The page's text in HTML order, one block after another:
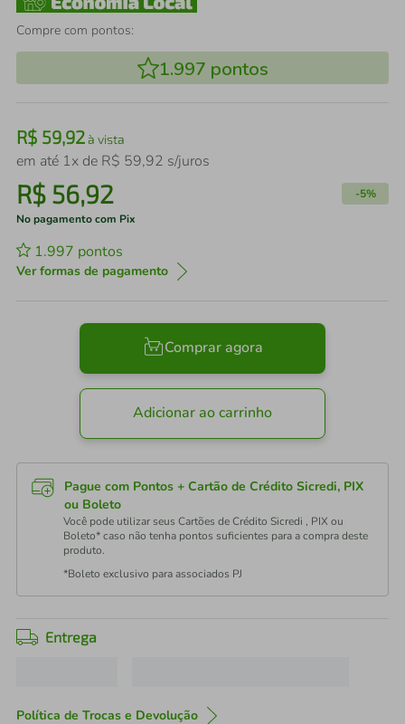
Compre com pontos:
1.997 pontos
R$ 59,92à vista
em até 1x de R$ 59,92 s/juros
R$ 56,92 -5%
No pagamento com Pix
1.997 pontos
Ver formas de pagamento
Comprar agora
Adicionar ao carrinho
Pague com Pontos + Cartão de Crédito Sicredi, PIX
ou Boleto
Você pode utilizar seus Cartões de Crédito Sicredi , PIX ou
Boleto* caso não tenha pontos suficientes para a compra deste
produto.
*Boleto exclusivo para associados PJ
Entrega
Política de Trocas e Devolução